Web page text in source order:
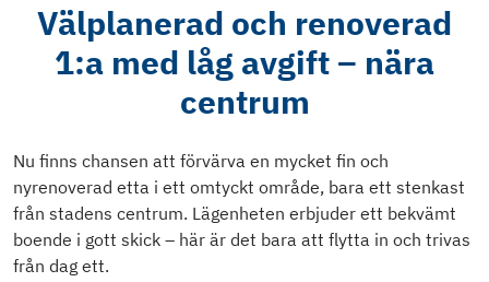
Välplanerad och renoverad
1:a med låg avgift – nära
centrum
Nu finns chansen att förvärva en mycket fin och
nyrenoverad etta i ett omtyckt område, bara ett stenkast
från stadens centrum. Lägenheten erbjuder ett bekvämt
boende i gott skick – här är det bara att flytta in och trivas
från dag ett.